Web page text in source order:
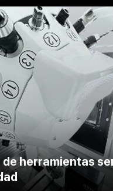
de herramientas